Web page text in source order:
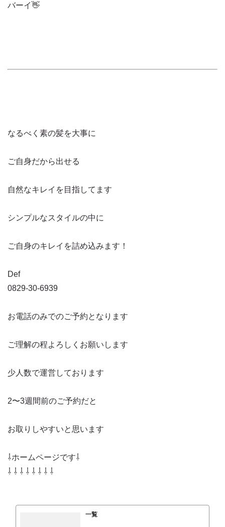
バーイ👋
なるべく素の髪を大事に
ご自身だから出せる
自然なキレイを目指してます
シンプルなスタイルの中に
ご自身のキレイを詰め込みます！
Def
0829-30-6939
お電話のみでのご予約となります
ご理解の程よろしくお願いします
少人数で運営しております
2〜3週間前のご予約だと
お取りしやすいと思います
⇩ホームページです⇩
⇩ ⇩ ⇩ ⇩ ⇩ ⇩ ⇩ ⇩
一覧